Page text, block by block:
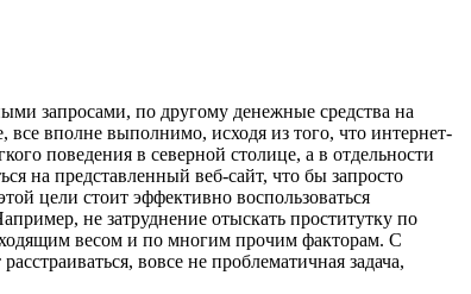
запросами, по другому денежные средства на
все вполне выполнимо, исходя из того, что интернет-
поведения в северной столице, а в отдельности
на представленный веб-сайт, что бы запросто
цели стоит эффективно воспользоваться
не затруднение отыскать проститутку по
весом и по многим прочим факторам. С
вовсе не проблематичная задача,